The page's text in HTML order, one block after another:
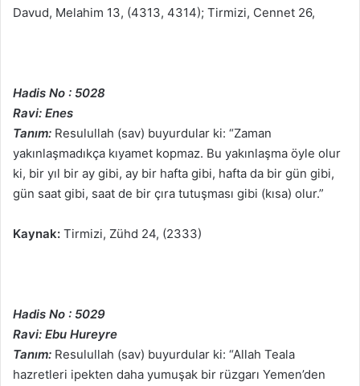
Davud, Melahim 13, (4313, 4314); Tirmizi, Cennet 26,
Hadis No : 5028
Ravi: Enes
Tanım: Resulullah (sav) buyurdular ki: “Zaman
yakınlaşmadıkça kıyamet kopmaz. Bu yakınlaşma öyle olur
ki, bir yıl bir ay gibi, ay bir hafta gibi, hafta da bir gün gibi,
gün saat gibi, saat de bir çıra tutuşması gibi (kısa) olur.”
Kaynak: Tirmizi, Zühd 24, (2333)
Hadis No : 5029
Ravi: Ebu Hureyre
Tanım: Resulullah (sav) buyurdular ki: “Allah Teala
hazretleri ipekten daha yumuşak bir rüzgarı Yemen’den